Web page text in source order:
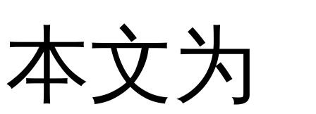
本文为